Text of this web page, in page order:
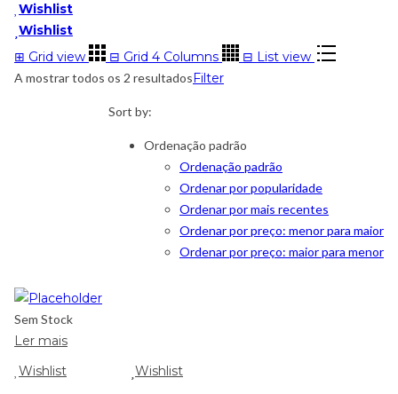
Wishlist
Wishlist
⊞ Grid view ⊟ Grid 4 Columns ⊟ List view
A mostrar todos os 2 resultadosFilter
Sort by:
Ordenação padrão
Ordenação padrão
Ordenar por popularidade
Ordenar por mais recentes
Ordenar por preço: menor para maior
Ordenar por preço: maior para menor
Sem Stock
Ler mais
Wishlist
Wishlist